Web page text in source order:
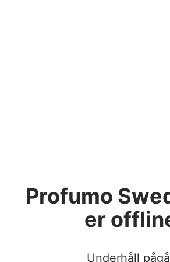
Profumo
er
Underhåll